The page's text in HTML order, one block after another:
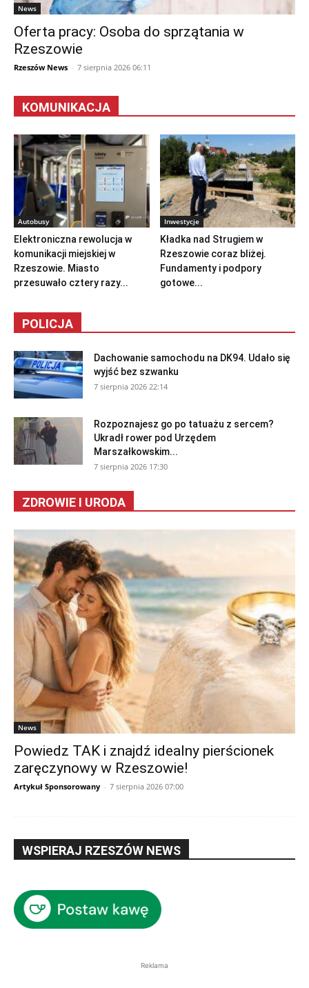
News
Oferta pracy: Osoba do sprzątania w
Rzeszowie
Rzeszów News - 7 sierpnia 2026 06:11
KOMUNIKACJA
Autobusy
Elektroniczna rewolucja w
komunikacji miejskiej w
Rzeszowie. Miasto
przesuwało cztery razy...
Inwestycje
Kładka nad Strugiem w
Rzeszowie coraz bliżej.
Fundamenty i podpory
gotowe...
POLICJA
Dachowanie samochodu na DK94. Udało się
wyjść bez szwanku
7 sierpnia 2026 22:14
Rozpoznajesz go po tatuażu z sercem?
Ukradł rower pod Urzędem
Marszałkowskim...
7 sierpnia 2026 17:30
ZDROWIE I URODA
News
Powiedz TAK i znajdź idealny pierścionek
zaręczynowy w Rzeszowie!
Artykuł Sponsorowany - 7 sierpnia 2026 07:00
WSPIERAJ RZESZÓW NEWS
Reklama